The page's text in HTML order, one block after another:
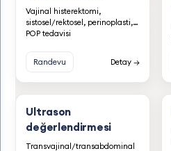
Vajinal histerektomi,
sistosel/rektosel, perinoplasti,
POP tedavisi
Randevu Detay →
Ultrason
değerlendirmesi
Transvajinal/transabdominal